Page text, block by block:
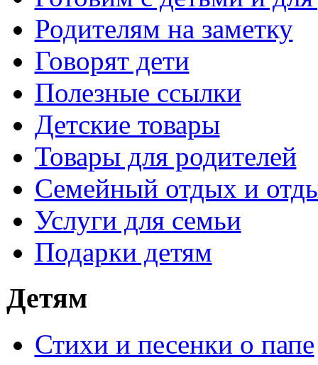
Родителям на заметку
Говорят дети
Полезные ссылки
Детские товары
Товары для родителей
Семейный отдых и
Услуги для семьи
Подарки детям
Детям
Стихи и песенки о папе